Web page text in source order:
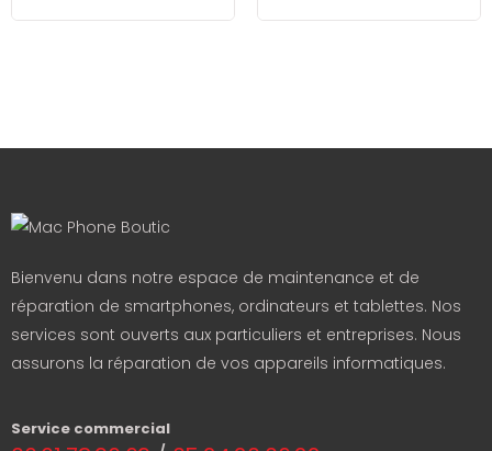
Bienvenu dans notre espace de maintenance et de
réparation de smartphones, ordinateurs et tablettes. Nos
services sont ouverts aux particuliers et entreprises. Nous
assurons la réparation de vos appareils informatiques.
Service commercial